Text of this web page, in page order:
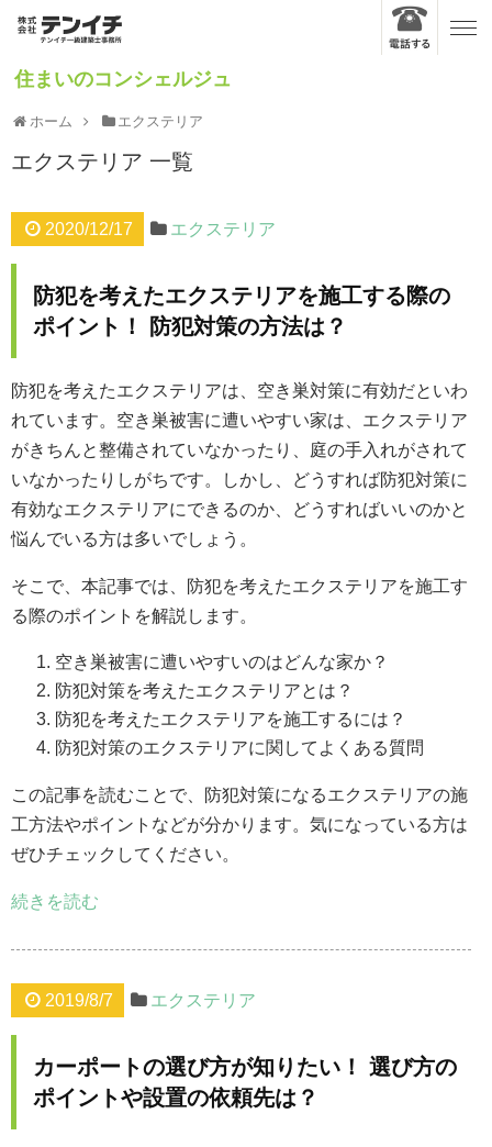
住まいのコンシェルジュ
ホーム エクステリア
エクステリア 一覧
2020/12/17 エクステリア
防犯を考えたエクステリアを施工する際の
ポイント！ 防犯対策の方法は？
防犯を考えたエクステリアは、空き巣対策に有効だといわ
れています。空き巣被害に遭いやすい家は、エクステリア
がきちんと整備されていなかったり、庭の手入れがされて
いなかったりしがちです。しかし、どうすれば防犯対策に
有効なエクステリアにできるのか、どうすればいいのかと
悩んでいる方は多いでしょう。
そこで、本記事では、防犯を考えたエクステリアを施工す
る際のポイントを解説します。
空き巣被害に遭いやすいのはどんな家か？
防犯対策を考えたエクステリアとは？
防犯を考えたエクステリアを施工するには？
防犯対策のエクステリアに関してよくある質問
この記事を読むことで、防犯対策になるエクステリアの施
工方法やポイントなどが分かります。気になっている方は
ぜひチェックしてください。
続きを読む
2019/8/7 エクステリア
カーポートの選び方が知りたい！ 選び方の
ポイントや設置の依頼先は？